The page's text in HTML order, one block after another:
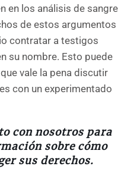
en los análisis de sangre
de estos argumentos
contratar a testigos
su nombre. Esto puede
vale la pena discutir
con un experimentado
con nosotros para
sobre cómo
sus derechos.